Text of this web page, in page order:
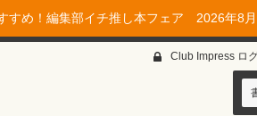
すめ！編集部イチ推し本フェア 2026年8月
Club Impress ロ